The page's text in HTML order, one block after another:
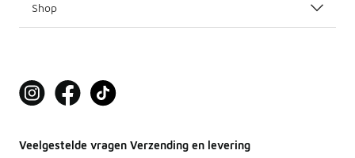
Shop
Veelgestelde vragen Verzending en levering